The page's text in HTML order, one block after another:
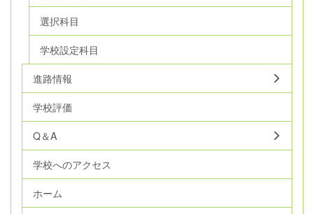
選択科目
学校設定科目
進路情報
学校評価
Q＆A
学校へのアクセス
ホーム